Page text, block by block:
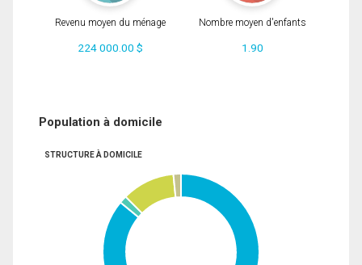
Revenu moyen du ménage
224 000.00 $
Nombre moyen d'enfants
1.90
Population à domicile
STRUCTURE À DOMICILE